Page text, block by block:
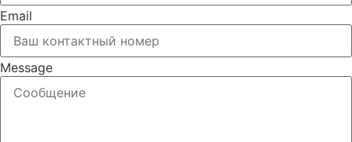
Email
Message